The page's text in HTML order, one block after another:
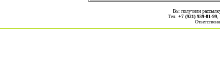
Вы получили
Тел. +7 (921) 939-81-99,